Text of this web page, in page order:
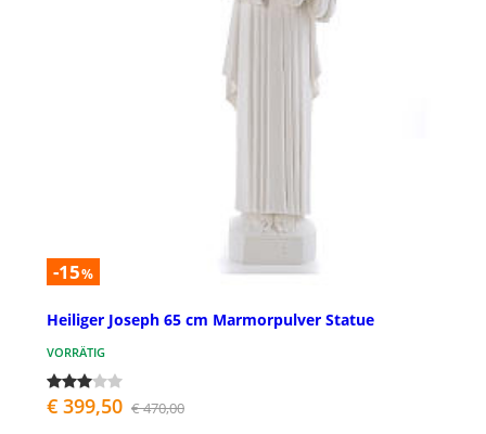
-15%
Heiliger Joseph 65 cm Marmorpulver Statue
VORRÄTIG
€ 399,50 € 470,00